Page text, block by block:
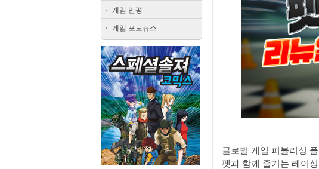
게임 만평
게임 포토뉴스
글로벌 게임 퍼블리싱
펫과 함께 즐기는 레이